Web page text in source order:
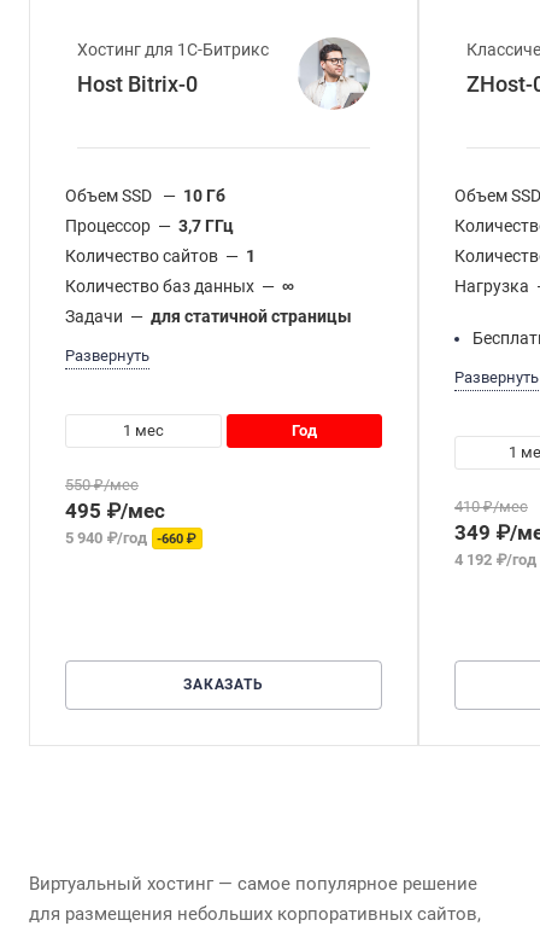
Хостинг для 1С-Битрикс
Host Bitrix-0
Объем SSD — 10 Гб
Процессор — 3,7 ГГц
Количество сайтов — 1
Количество баз данных — ∞
Задачи — для статичной страницы
Развернуть
1 мес год
550 ₽/мес
495 ₽/мес
5 940 ₽/год -660 ₽
ЗАКАЗАТЬ
ZHost-
Объем
Нагрузка
Развернуть
1
410 ₽/мес
349 ₽/
4 192 ₽/год
Виртуальный хостинг — самое популярное решение
для размещения небольших корпоративных сайтов,